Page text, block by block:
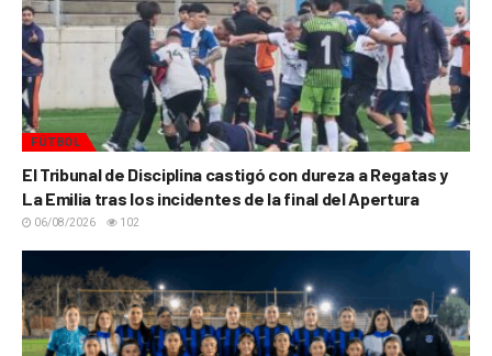
FÚTBOL
El Tribunal de Disciplina castigó con dureza a Regatas y
La Emilia tras los incidentes de la final del Apertura
06/08/2026 102